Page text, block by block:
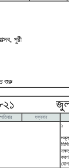
পুরী
শুরু
শুক্রবার
১